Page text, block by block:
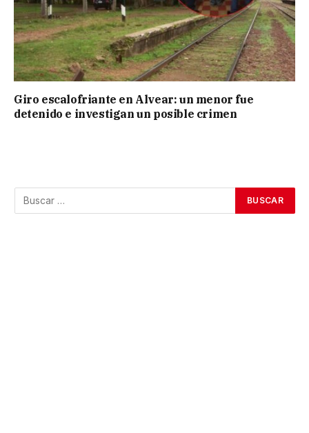
Giro escalofriante en Alvear: un menor fue
detenido e investigan un posible crimen